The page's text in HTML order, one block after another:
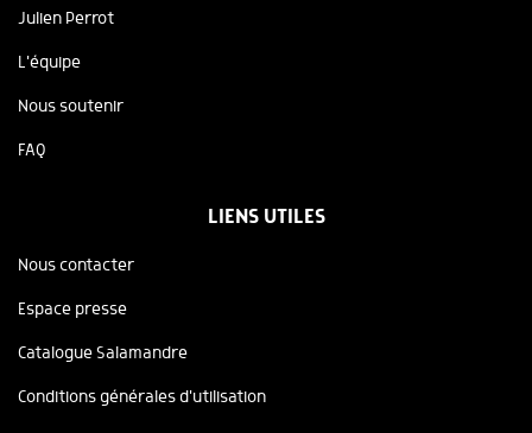
Julien Perrot
L'équipe
Nous soutenir
FAQ
LIENS UTILES
Nous contacter
Espace presse
Catalogue Salamandre
Conditions générales d'utilisation